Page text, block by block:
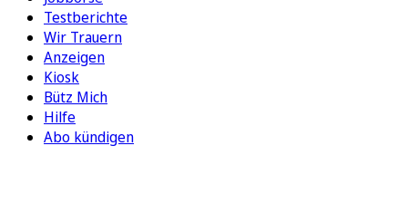
Testberichte
Wir Trauern
Anzeigen
Kiosk
Bütz Mich
Hilfe
Abo kündigen